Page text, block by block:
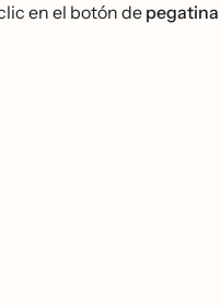
en el botón de pegatina